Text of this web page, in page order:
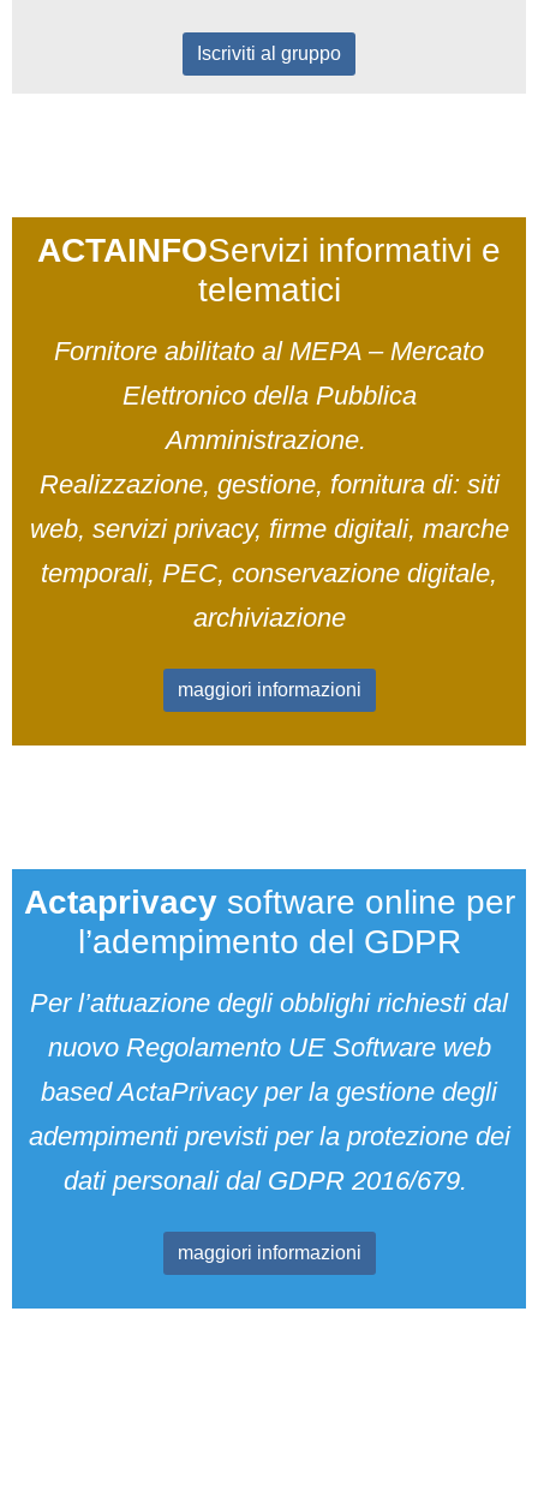
Iscriviti al gruppo
ACTAINFOServizi informativi e
telematici
Fornitore abilitato al MEPA – Mercato
Elettronico della Pubblica
Amministrazione.
Realizzazione, gestione, fornitura di: siti
web, servizi privacy, firme digitali, marche
temporali, PEC, conservazione digitale,
archiviazione
maggiori informazioni
Actaprivacy software online per
l’adempimento del GDPR
Per l’attuazione degli obblighi richiesti dal
nuovo Regolamento UE Software web
based ActaPrivacy per la gestione degli
adempimenti previsti per la protezione dei
dati personali dal GDPR 2016/679.
maggiori informazioni